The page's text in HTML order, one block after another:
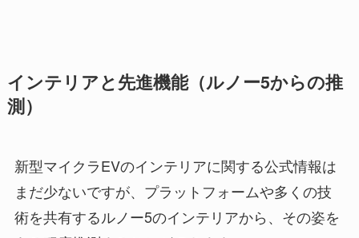
インテリアと先進機能（ルノー5からの推
測）
新型マイクラEVのインテリアに関する公式情報は
まだ少ないですが、プラットフォームや多くの技
術を共有するルノー5のインテリアから、その姿を